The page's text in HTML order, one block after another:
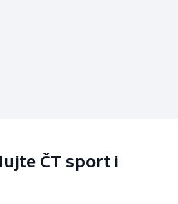
ČT sport i